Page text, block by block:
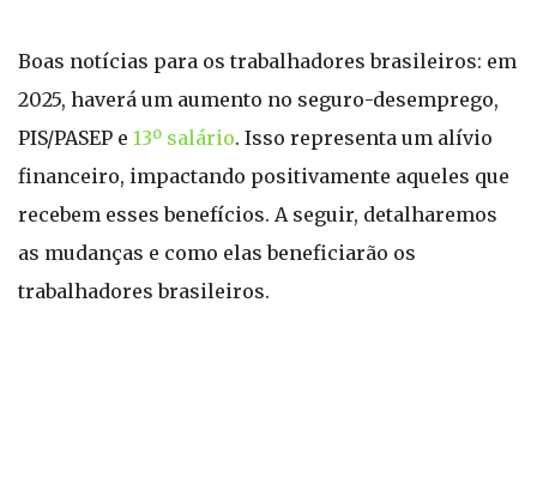
Boas notícias para os trabalhadores brasileiros: em
2025, haverá um aumento no seguro-desemprego,
PIS/PASEP e 13º salário. Isso representa um alívio
financeiro, impactando positivamente aqueles que
recebem esses benefícios. A seguir, detalharemos
as mudanças e como elas beneficiarão os
trabalhadores brasileiros.